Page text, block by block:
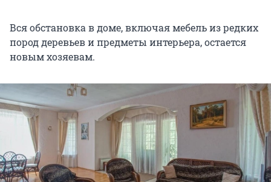
Вся обстановка в доме, включая мебель из редких
пород деревьев и предметы интерьера, остается
новым хозяевам.